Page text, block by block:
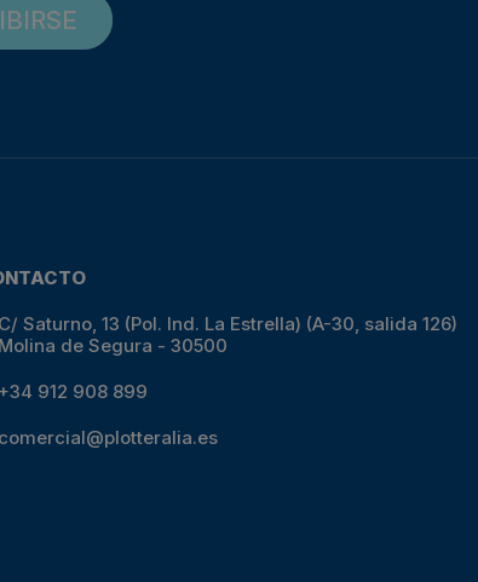
C/ Saturno, 13 (Pol. Ind. La Estrella) (A-30, salida 126)
Molina de Segura - 30500
+34 912 908 899
comercial@plotteralia.es